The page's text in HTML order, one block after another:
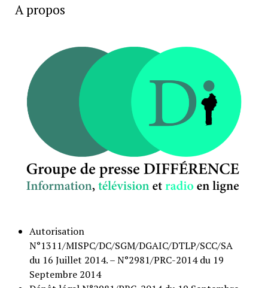
A propos
Autorisation
N°1311/MISPC/DC/SGM/DGAIC/DTLP/SCC/SA
du 16 Juillet 2014. – N°2981/PRC-2014 du 19
Septembre 2014